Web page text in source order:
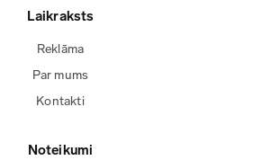
Laikraksts
Reklāma
Par mums
Kontakti
Noteikumi